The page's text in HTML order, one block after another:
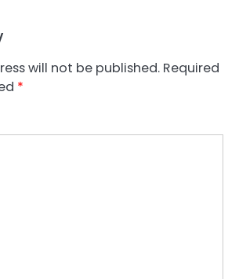
will not be published. Required
*